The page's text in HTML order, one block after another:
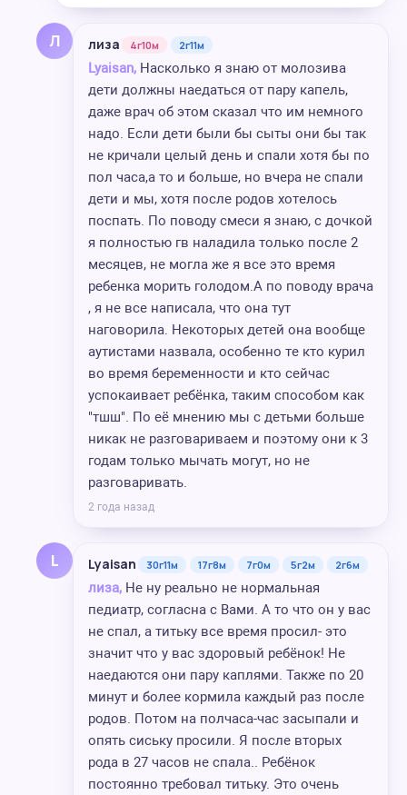
Л лиза 4г10м 2г11м
Lyaisan, Насколько я знаю от молозива
дети должны наедаться от пару капель,
даже врач об этом сказал что им немного
надо. Если дети были бы сыты они бы так
не кричали целый день и спали хотя бы по
пол часа,а то и больше, но вчера не спали
дети и мы, хотя после родов хотелось
поспать. По поводу смеси я знаю, с дочкой
я полностью гв наладила только после 2
месяцев, не могла же я все это время
ребенка морить голодом.А по поводу врача
, я не все написала, что она тут
наговорила. Некоторых детей она вообще
аутистами назвала, особенно те кто курил
во время беременности и кто сейчас
успокаивает ребёнка, таким способом как
"тшш". По её мнению мы с детьми больше
никак не разговариваем и поэтому они к 3
годам только мычать могут, но не
разговаривать.
2 года назад
L Lyaisan 30г11м 17г8м 7г0м 5г2м 2г6м
лиза, Не ну реально не нормальная
педиатр, согласна с Вами. А то что он у вас
не спал, а титьку все время просил- это
значит что у вас здоровый ребёнок! Не
наедаются они пару каплями. Также по 20
минут и более кормила каждый раз после
родов. Потом на полчаса-час засыпали и
опять сиську просили. Я после вторых
рода в 27 часов не спала.. Ребёнок
постоянно требовал титьку. Это очень